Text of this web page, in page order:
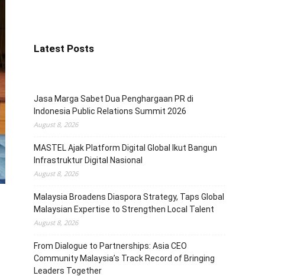
Latest Posts
Jasa Marga Sabet Dua Penghargaan PR di
Indonesia Public Relations Summit 2026
August 8, 2026
MASTEL Ajak Platform Digital Global Ikut Bangun
Infrastruktur Digital Nasional
August 8, 2026
Malaysia Broadens Diaspora Strategy, Taps Global
Malaysian Expertise to Strengthen Local Talent
August 8, 2026
From Dialogue to Partnerships: Asia CEO
Community Malaysia’s Track Record of Bringing
Leaders Together